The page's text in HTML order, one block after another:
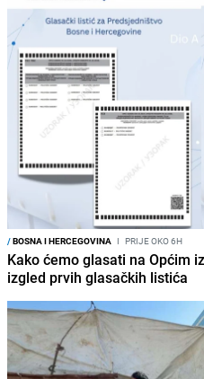
/BOSNA I HERCEGOVINA I PRIJE OKO 6H
Kako ćemo glasati na Općim
izgled prvih glasačkih listića